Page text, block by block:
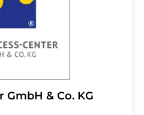
GmbH & Co. KG